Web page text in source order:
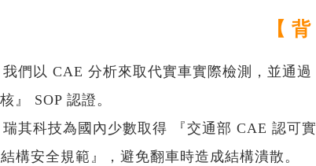
【 背
CAE 分析來取代實車實際檢測，並通過
』 SOP 認證。
技為國內少數取得 『交通部 CAE 認可實
構安全規範』，避免翻車時造成結構潰散。